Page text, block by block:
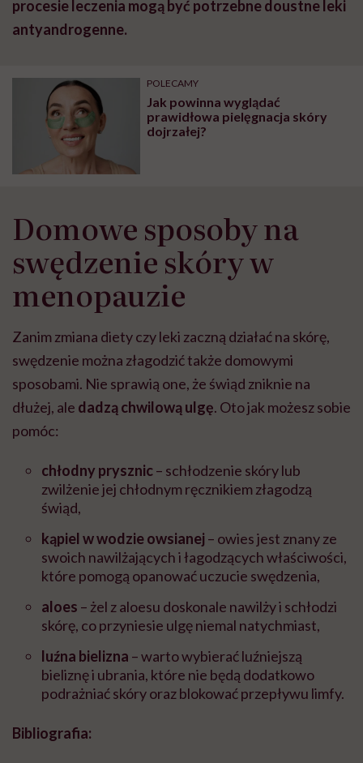
procesie leczenia mogą być potrzebne doustne leki
antyandrogenne.
POLECAMY
Jak powinna wyglądać
prawidłowa pielęgnacja skóry
dojrzałej?
Domowe sposoby na
swędzenie skóry w
menopauzie
Zanim zmiana diety czy leki zaczną działać na skórę,
swędzenie można złagodzić także domowymi
sposobami. Nie sprawią one, że świąd zniknie na
dłużej, ale dadzą chwilową ulgę. Oto jak możesz sobie
pomóc:
chłodny prysznic– schłodzenie skóry lub
zwilżenie jej chłodnym ręcznikiem złagodzą
świąd,
kąpiel w wodzie owsianej – owies jest znany ze
swoich nawilżających i łagodzących właściwości,
które pomogą opanować uczucie swędzenia,
aloes – żel z aloesu doskonale nawilży i schłodzi
skórę, co przyniesie ulgę niemal natychmiast,
luźna bielizna – warto wybierać luźniejszą
bieliznę i ubrania, które nie będą dodatkowo
podrażniać skóry oraz blokować przepływu limfy.
Bibliografia: